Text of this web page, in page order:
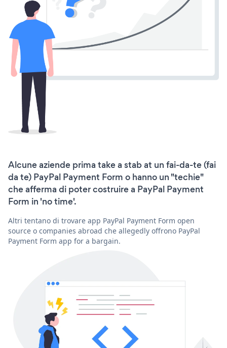
Alcune aziende prima take a stab at un fai-da-te (fai
da te) PayPal Payment Form o hanno un "techie"
che afferma di poter costruire a PayPal Payment
Form in 'no time'.
Altri tentano di trovare app PayPal Payment Form open
source o companies abroad che allegedly offrono PayPal
Payment Form app for a bargain.